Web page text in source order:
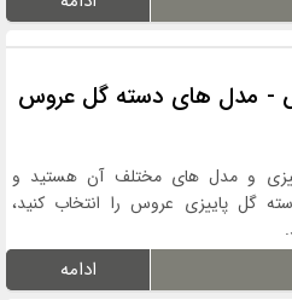
- مدل های دسته گل عروس
و مدل های مختلف آن هستید و
گل پاییزی عروس را انتخاب کنید،
ادامه